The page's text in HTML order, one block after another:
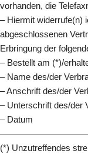
vorhanden, die
– Hiermit widerrufe(n)
abgeschlossenen
Erbringung der
– Bestellt am (*)/
– Name des/der
– Anschrift des/der
– Unterschrift des/der
– Datum
(*) Unzutreffendes